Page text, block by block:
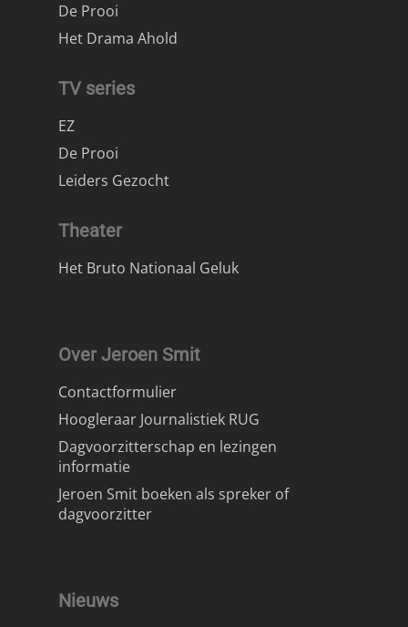
De Prooi
Het Drama Ahold
TV series
EZ
De Prooi
Leiders Gezocht
Theater
Het Bruto Nationaal Geluk
Over Jeroen Smit
Contactformulier
Hoogleraar Journalistiek RUG
Dagvoorzitterschap en lezingen
informatie
Jeroen Smit boeken als spreker of
dagvoorzitter
Nieuws